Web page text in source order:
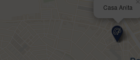
Casa Anita